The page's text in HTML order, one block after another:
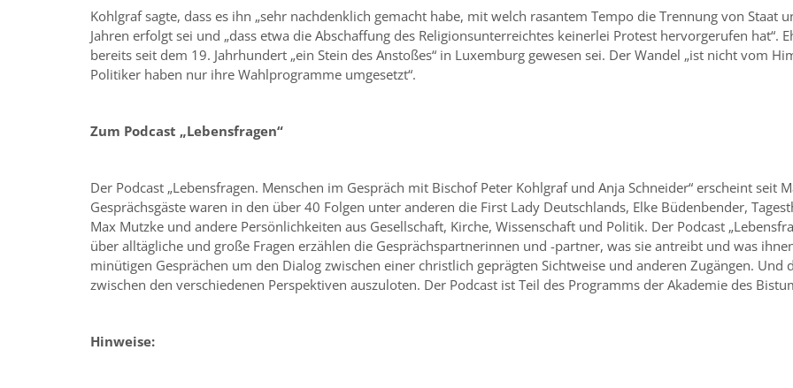
Kohlgraf sagte, dass es ihn „sehr nachdenklich gemacht habe, mit welch rasantem Tempo die Trennung von Staat
Jahren erfolgt sei und „dass etwa die Abschaffung des Religionsunterreichtes keinerlei Protest hervorgerufen hat“.
bereits seit dem 19. Jahrhundert „ein Stein des Anstoßes“ in Luxemburg gewesen sei. Der Wandel „ist nicht vom
Politiker haben nur ihre Wahlprogramme umgesetzt“.
Zum Podcast „Lebensfragen“
Der Podcast „Lebensfragen. Menschen im Gespräch mit Bischof Peter Kohlgraf und Anja Schneider“ erscheint
Gesprächsgäste waren in den über 40 Folgen unter anderen die First Lady Deutschlands, Elke Büdenbender,
Max Mutzke und andere Persönlichkeiten aus Gesellschaft, Kirche, Wissenschaft und Politik. Der Podcast
über alltägliche und große Fragen erzählen die Gesprächspartnerinnen und -partner, was sie antreibt und was
minütigen Gesprächen um den Dialog zwischen einer christlich geprägten Sichtweise und anderen Zugängen.
zwischen den verschiedenen Perspektiven auszuloten. Der Podcast ist Teil des Programms der Akademie des
Hinweise: